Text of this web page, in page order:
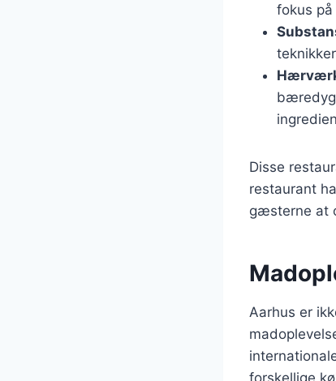
fokus på
Disse
restaurant
gæsterne at
Aarhus er
forskellige